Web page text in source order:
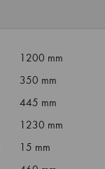
1200 mm
350 mm
445 mm
1230 mm
15 mm